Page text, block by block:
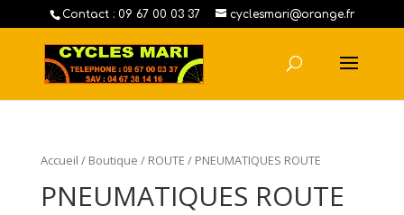
Contact : 09 67 00 03 37 cyclesmari@orange.fr
Accueil / Boutique / ROUTE / PNEUMATIQUES ROUTE
PNEUMATIQUES ROUTE